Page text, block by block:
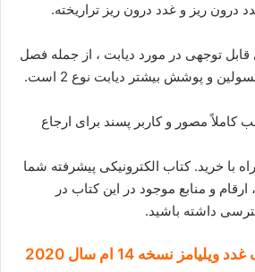
درون ریز و غدد درون ریز تراریخته.
توجهی در مورد دیابت ، از جمله فصل
و پوشش بیشتر دیابت نوع 2 است.
کاملاً مصور و کاربر پسند برای ارجاع
با خرید. کتاب الکترونیکی پیشرفته شما
و منابع موجود در این کتاب در
داشته باشید.
نسخه 14 ام سال 2020